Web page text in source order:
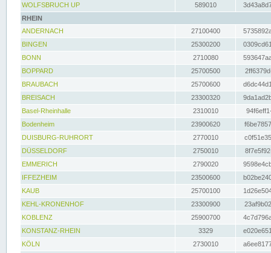
WOLFSBRUCH UP
589010
RHEIN
ANDERNACH
27100400
BINGEN
25300200
BONN
2710080
BOPPARD
25700500
BRAUBACH
25700600
BREISACH
23300320
Basel-Rheinhalle
2310010
Bodenheim
23900620
DUISBURG-RUHRORT
2770010
DÜSSELDORF
2750010
EMMERICH
2790020
IFFEZHEIM
23500600
KAUB
25700100
KEHL-KRONENHOF
23300900
KOBLENZ
25900700
KONSTANZ-RHEIN
3329
KÖLN
2730010